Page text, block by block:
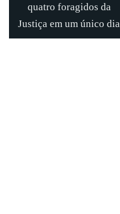
quatro foragidos da
Justiça em um único dia